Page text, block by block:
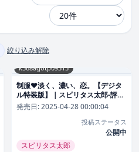
絞り込み解除
k568agotp09315
制服❤淡く、濃い、恋。【デジタ
ル特装版】｜スピリタス太郎-評価
4.86
発売日:2025-04-28 00:00:04
投稿ステータス
公開中
スピリタス太郎